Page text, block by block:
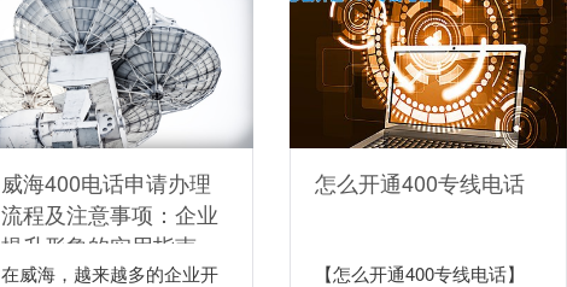
威海400电话申请办理
流程及注意事项：企业
提升形象的实用指南
在威海，越来越多的企业开
怎么开通400专线电话
【怎么开通400专线电话】